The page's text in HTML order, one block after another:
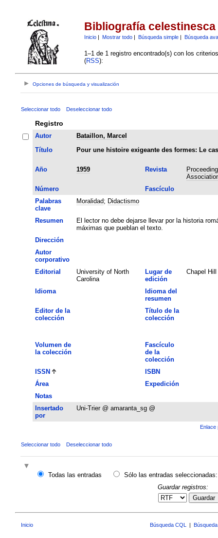
Bibliografía celestinesca
Inicio| Mostrar todo| Búsqueda simple| Búsqueda
1–1 de 1 registro encontrado(s) con los
(RSS):
Opciones de búsqueda y visualización
Seleccionar todo Deseleccionar todo
Registro
Autor
Bataillon, Marcel
Título
Pour une histoire exigeante des formes: Le
Año 1959 Revista
Número
Fascículo
Palabras
clave
Moralidad; Didactismo
Resumen
El lector no debe dejarse llevar por la historia
máximas que pueblan el texto.
Dirección
Autor
corporativo
Editorial
University of North
Carolina
Lugar de
edición
Chapel Hill
Idioma
Idioma del
resumen
Editor de la
colección
Título de la
colección
Volumen de
la colección
Fascículo
de la
colección
ISSN
ISBN
Área
Expedición
Notas
Insertado
por
Uni-Trier @ amaranta_sg @
Enlace
Seleccionar todo Deseleccionar todo
Todas las entradas
Sólo las entradas seleccionadas:
Guardar registros:
Guardar
Inicio Búsqueda CQL